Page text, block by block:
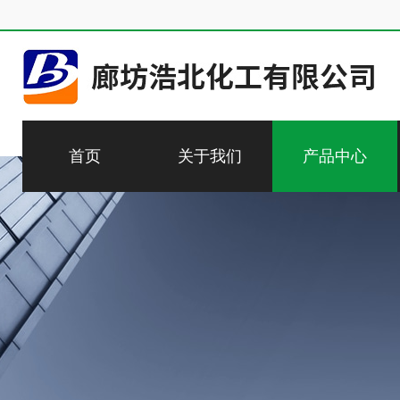
首页 关于我们 产品中心